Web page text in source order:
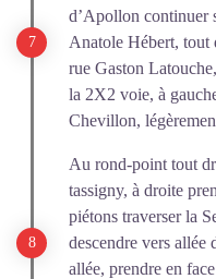
d’Apollon continuer
Anatole Hébert, tout
rue Gaston
la 2X2 voie, à
Chevillon,
Au rond-point tout
tassigny, à droite
piétons traverser la
descendre vers allée
allée, prendre en